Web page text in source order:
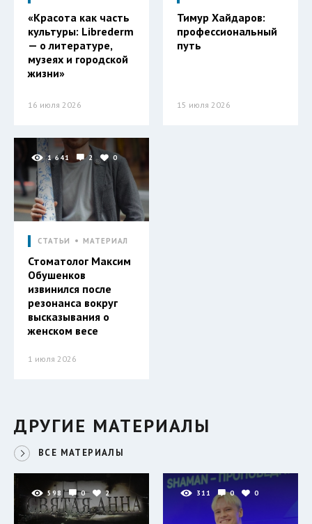
«Красота как часть
культуры: Librederm
— о литературе,
музеях и городской
жизни»
16 июля 2026
Тимур Хайдаров:
профессиональный
путь
15 июля 2026
1 641 2 0
СТАТЬИ МАТЕРИАЛ
Стоматолог Максим
Обушенков
извинился после
резонанса вокруг
высказывания о
женском весе
1 июля 2026
ДРУГИЕ МАТЕРИАЛЫ
ВСЕ МАТЕРИАЛЫ
598 0 2 311 0 0